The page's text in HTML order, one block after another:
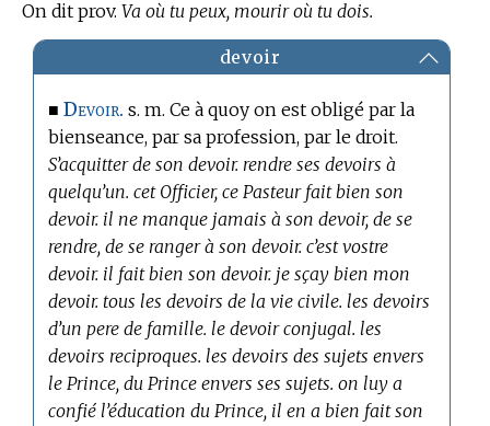
On dit prov. Va où tu peux, mourir où tu dois.
devoir
■Devoir. s. m. Ce à quoy on est obligé par la
bienseance, par sa profession, par le droit.
S’acquitter de son devoir. rendre ses devoirs à
quelqu’un. cet Officier, ce Pasteur fait bien son
devoir. il ne manque jamais à son devoir, de se
rendre, de se ranger à son devoir. c’est vostre
devoir. il fait bien son devoir. je sçay bien mon
devoir. tous les devoirs de la vie civile. les devoirs
d’un pere de famille. le devoir conjugal. les
devoirs reciproques. les devoirs des sujets envers
le Prince, du Prince envers ses sujets. on luy a
confié l’éducation du Prince, il en a bien fait son